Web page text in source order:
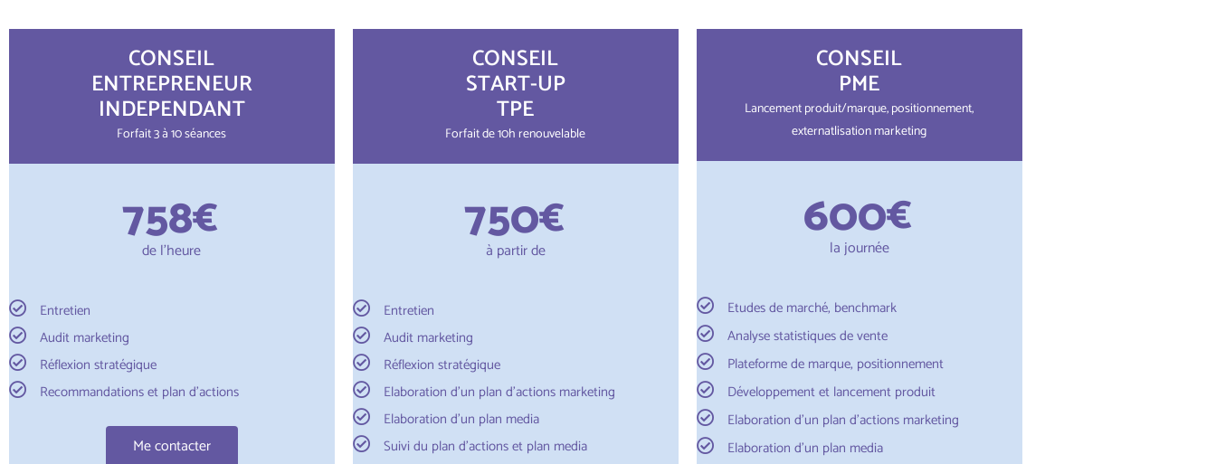
CONSEIL
ENTREPRENEUR
INDEPENDANT
Forfait 3 à 10 séances
758€
de l'heure
Entretien
Audit marketing
Réflexion stratégique
Recommandations et plan d'actions
Me contacter
CONSEIL
START-UP
TPE
Forfait de 10h renouvelable
750€
à partir de
Entretien
Audit marketing
Réflexion stratégique
Elaboration d'un plan d'actions marketing
Elaboration d'un plan media
Suivi du plan d'actions et plan media
CONSEIL
PME
Lancement produit/marque, positionnement,
externatlisation marketing
600€
la journée
Etudes de marché, benchmark
Analyse statistiques de vente
Plateforme de marque, positionnement
Développement et lancement produit
Elaboration d'un plan d'actions marketing
Elaboration d'un plan media